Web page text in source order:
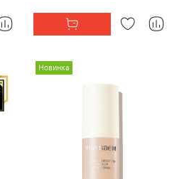
Новинка